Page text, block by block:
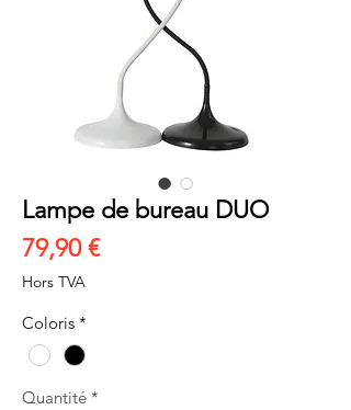
Lampe de bureau DUO
79,90 €Prix
Hors TVA
Coloris *
Quantité *